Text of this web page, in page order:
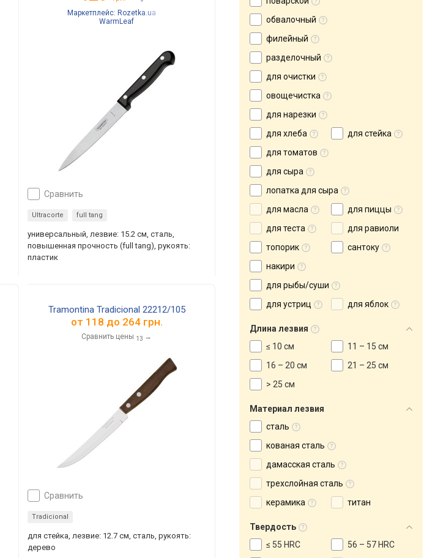
Маркетплейс: Rozetka.ua
WarmLeaf
сравнить
Ultracorte full tang
универсальный, лезвие: 15.2 см, сталь,
повышенная прочность (full tang), рукоять:
пластик
Tramontina Tradicional 22212/105
от 118 до 264грн.
Сравнить цены 13 →
сравнить
Tradicional
для стейка, лезвие: 12.7 см, сталь, рукоять:
дерево
обвалочный
филейный
разделочный
для очистки
овощечистка
для нарезки
для хлеба
для стейка
для томатов
для сыра
лопатка для сыра
для масла
для пиццы
для теста
для равиоли
топорик
сантоку
накири
для рыбы/суши
для устриц
для яблок
Длина лезвия
≤ 10 см
11 – 15 см
16 – 20 см
21 – 25 см
> 25 см
Материал лезвия
сталь
кованая сталь
дамасская сталь
трехслойная сталь
керамика
титан
Твердость
≤ 55 HRC
56 – 57 HRC